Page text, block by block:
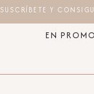
SUSCRÍBETE Y
EN PROMO